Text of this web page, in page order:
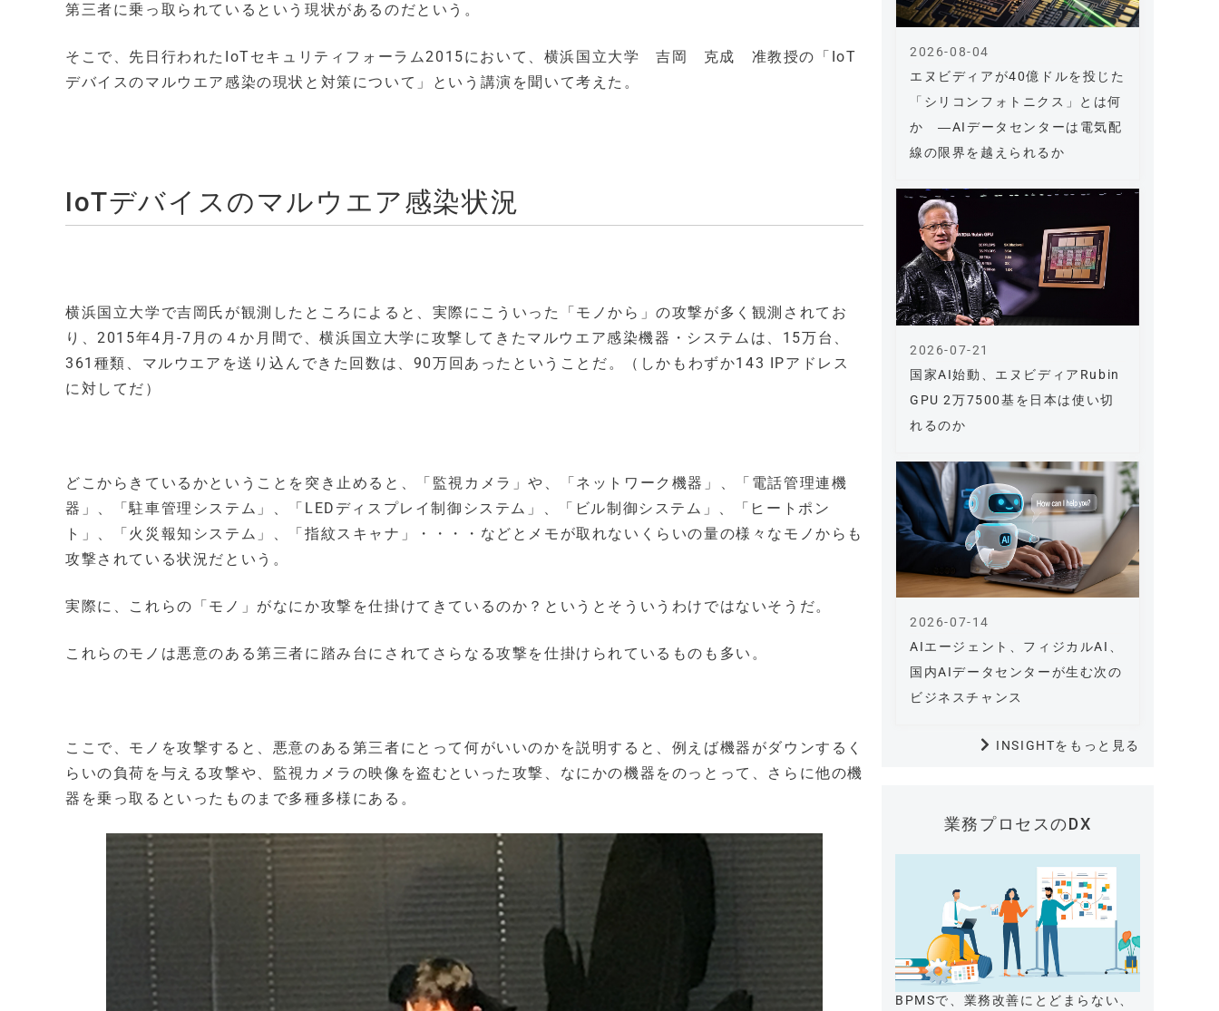
第三者に乗っ取られているという現状があるのだという。
そこで、先日行われたIoTセキュリティフォーラム2015において、横浜国立大学 吉岡 克成 准教授の「IoT
デバイスのマルウエア感染の現状と対策について」という講演を聞いて考えた。
IoTデバイスのマルウエア感染状況
横浜国立大学で吉岡氏が観測したところによると、実際にこういった「モノから」の攻撃が多く観測されてお
り、2015年4月-7月の４か月間で、横浜国立大学に攻撃してきたマルウエア感染機器・システムは、15万台、
361種類、マルウエアを送り込んできた回数は、90万回あったということだ。（しかもわずか143 IPアドレス
に対してだ）
どこからきているかということを突き止めると、「監視カメラ」や、「ネットワーク機器」、「電話管理連機
器」、「駐車管理システム」、「LEDディスプレイ制御システム」、「ビル制御システム」、「ヒートポン
ト」、「火災報知システム」、「指紋スキャナ」・・・・などとメモが取れないくらいの量の様々なモノからも
攻撃されている状況だという。
実際に、これらの「モノ」がなにか攻撃を仕掛けてきているのか？というとそういうわけではないそうだ。
これらのモノは悪意のある第三者に踏み台にされてさらなる攻撃を仕掛けられているものも多い。
ここで、モノを攻撃すると、悪意のある第三者にとって何がいいのかを説明すると、例えば機器がダウンするく
らいの負荷を与える攻撃や、監視カメラの映像を盗むといった攻撃、なにかの機器をのっとって、さらに他の機
器を乗っ取るといったものまで多種多様にある。
エヌビディアが40億ドルを投じた
「シリコンフォトニクス」とは何
か ―AIデータセンターは電気配
線の限界を越えられるか
2026-08-04
国家AI始動、エヌビディアRubin
GPU 2万7500基を日本は使い切
れるのか
2026-07-21
AIエージェント、フィジカルAI、
国内AIデータセンターが生む次の
ビジネスチャンス
2026-07-14
INSIGHTをもっと見る
業務プロセスのDX
BPMSで、業務改善にとどまらない、